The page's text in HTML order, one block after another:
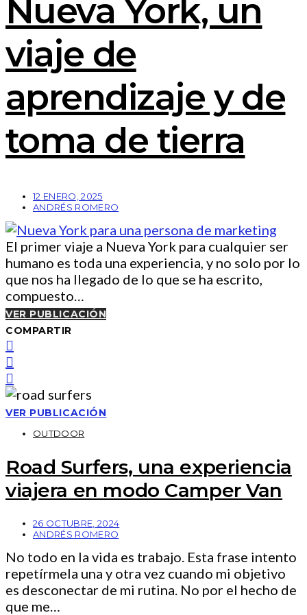
Nueva York, un
viaje de
aprendizaje y de
toma de tierra
12 ENERO, 2025
ANDRÉS ROMERO
El primer viaje a Nueva York para cualquier ser
humano es toda una experiencia, y no solo por lo
que nos ha llegado de lo que se ha escrito,
compuesto…
VER PUBLICACIÓN
COMPARTIR
VER PUBLICACIÓN
OUTDOOR
Road Surfers, una experiencia
viajera en modo Camper Van
26 OCTUBRE, 2024
ANDRÉS ROMERO
No todo en la vida es trabajo. Esta frase intento
repetírmela una y otra vez cuando mi objetivo
es desconectar de mi rutina. No por el hecho de
que me…